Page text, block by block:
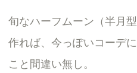
旬なハーフムーン（半月
作れば、今っぽいコーデ
こと間違い無し。